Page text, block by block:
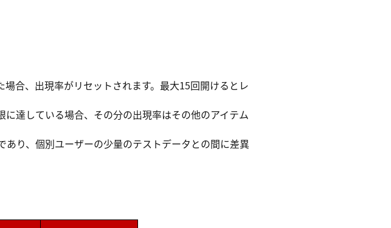
合、出現率がリセットされます。最大15回開けるとレ
達している場合、その分の出現率はその他のアイテム
り、個別ユーザーの少量のテストデータとの間に差異